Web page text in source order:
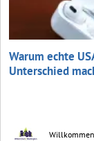
Warum echte
Unterschied